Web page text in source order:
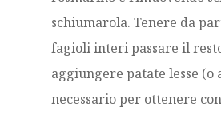
schiumarola. Tenere da
fagioli interi passare il
aggiungere patate lesse (o
necessario per ottenere